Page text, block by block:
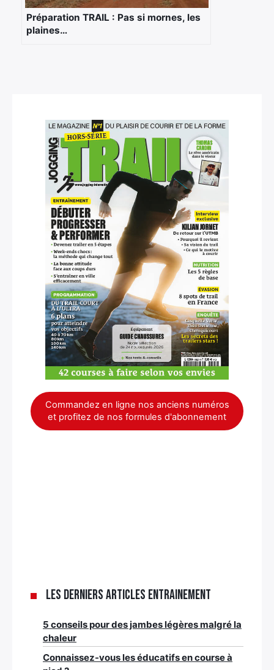
Préparation TRAIL : Pas si mornes, les
plaines…
Commandez en ligne nos anciens numéros
et profitez de nos formules d'abonnement
Les derniers articles Entrainement
5 conseils pour des jambes légères malgré la
chaleur
Connaissez-vous les éducatifs en course à